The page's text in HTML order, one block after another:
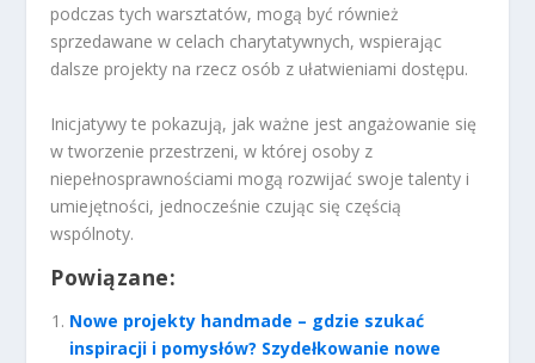
podczas tych warsztatów, mogą być również
sprzedawane w celach charytatywnych, wspierając
dalsze projekty na rzecz osób z ułatwieniami dostępu.
Inicjatywy te pokazują, jak ważne jest angażowanie się
w tworzenie przestrzeni, w której osoby z
niepełnosprawnościami mogą rozwijać swoje talenty i
umiejętności, jednocześnie czując się częścią
wspólnoty.
Powiązane:
Nowe projekty handmade – gdzie szukać
inspiracji i pomysłów? Szydełkowanie nowe